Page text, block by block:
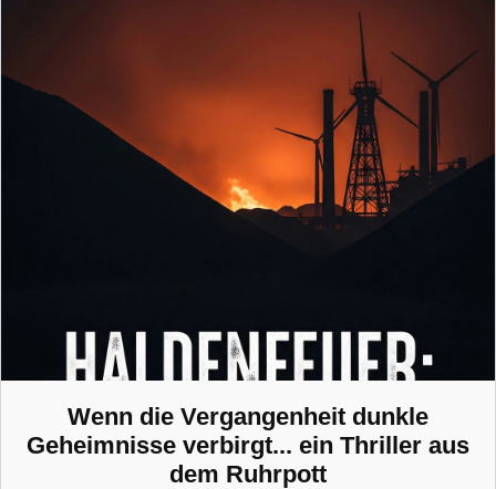
Wenn die Vergangenheit dunkle
Geheimnisse verbirgt... ein Thriller aus
dem Ruhrpott